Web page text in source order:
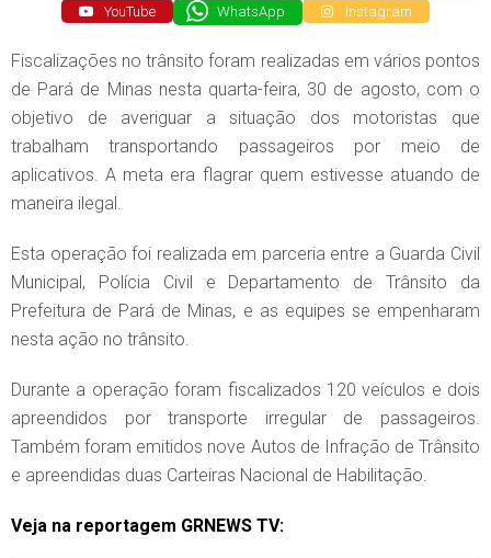
YouTube
WhatsApp Instagram
Fiscalizações no trânsito foram realizadas em vários pontos
de Pará de Minas nesta quarta-feira, 30 de agosto, com o
objetivo de averiguar a situação dos motoristas que
trabalham transportando passageiros por meio de
aplicativos. A meta era flagrar quem estivesse atuando de
maneira ilegal.
Esta operação foi realizada em parceria entre a Guarda Civil
Municipal, Polícia Civil e Departamento de Trânsito da
Prefeitura de Pará de Minas, e as equipes se empenharam
nesta ação no trânsito.
Durante a operação foram fiscalizados 120 veículos e dois
apreendidos por transporte irregular de passageiros.
Também foram emitidos nove Autos de Infração de Trânsito
e apreendidas duas Carteiras Nacional de Habilitação.
Veja na reportagem GRNEWS TV: